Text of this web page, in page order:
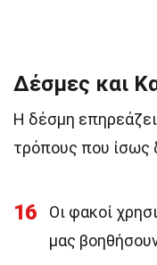
Δέσμες και
Η δέσμη
τρόπους που ίσως
16
Οι φακοί
μας